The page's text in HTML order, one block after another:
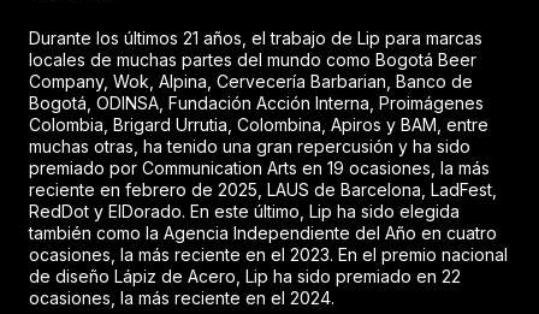
Durante los últimos 21 años, el trabajo de Lip para marcas
locales de muchas partes del mundo como Bogotá Beer
Company, Wok, Alpina, Cervecería Barbarian, Banco de
Bogotá, ODINSA, Fundación Acción Interna, Proimágenes
Colombia, Brigard Urrutia, Colombina, Apiros y BAM, entre
muchas otras, ha tenido una gran repercusión y ha sido
premiado por Communication Arts en 19 ocasiones, la más
reciente en febrero de 2025, LAUS de Barcelona, LadFest,
RedDot y ElDorado. En este último, Lip ha sido elegida
también como la Agencia Independiente del Año en cuatro
ocasiones, la más reciente en el 2023. En el premio nacional
de diseño Lápiz de Acero, Lip ha sido premiado en 22
ocasiones, la más reciente en el 2024.